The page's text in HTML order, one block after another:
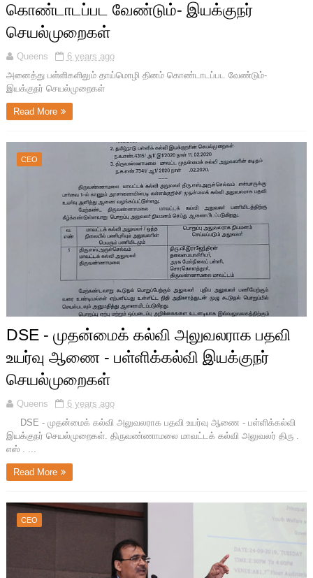
கொண்டாடப்பட வேண்டும்- இயக்குநர்
செயல்முறைகள்
Queens
6 years ago
அனைத்து பள்ளிகளிலும் தாய்மொழி தினம் கொண்டாடப்பட வேண்டும்-
இயக்குநர் செயல்முறைகள்
Read More
CEO
DSE - முதன்மைக் கல்வி அலுவலராக பதவி
உயர்வு ஆணை - பள்ளிக்கல்வி இயக்குநர்
செயல்முறைகள்
Queens
6 years ago
DSE - முதன்மைக் கல்வி அலுவலராக பதவி உயர்வு ஆணை - பள்ளிக்கல்வி
இயக்குநர் செயல்முறைகள். திருவண்ணாமலை மாவட்டக் கல்வி அலுவலர் திரு .
எஸ் . ...
Read More
CEO